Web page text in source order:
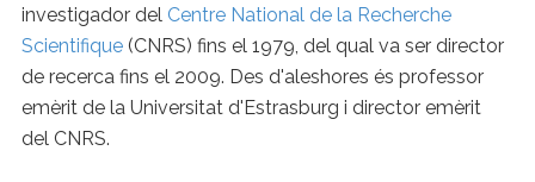
investigador del Centre National de la Recherche
Scientifique(CNRS) fins el 1979, del qual va ser director
de recerca fins el 2009. Des d'aleshores és professor
emèrit de la Universitat d'Estrasburg i director emèrit
del CNRS.